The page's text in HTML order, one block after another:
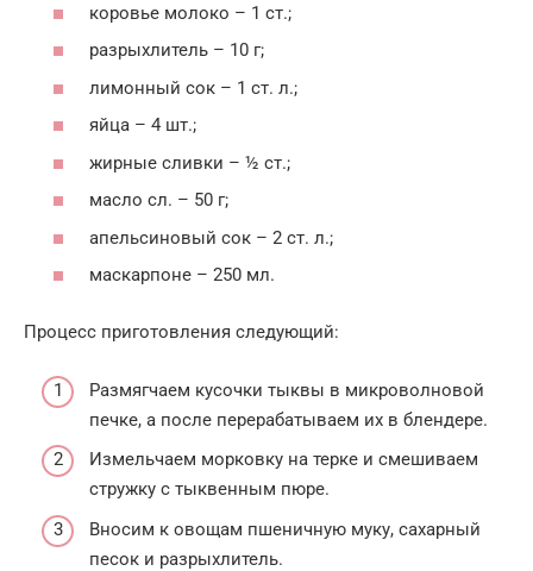
коровье молоко – 1 ст.;
разрыхлитель – 10 г;
лимонный сок – 1 ст. л.;
яйца – 4 шт.;
жирные сливки – ½ ст.;
масло сл. – 50 г;
апельсиновый сок – 2 ст. л.;
маскарпоне – 250 мл.
Процесс приготовления следующий:
Размягчаем кусочки тыквы в микроволновой
печке, а после перерабатываем их в блендере.
Измельчаем морковку на терке и смешиваем
стружку с тыквенным пюре.
Вносим к овощам пшеничную муку, сахарный
песок и разрыхлитель.